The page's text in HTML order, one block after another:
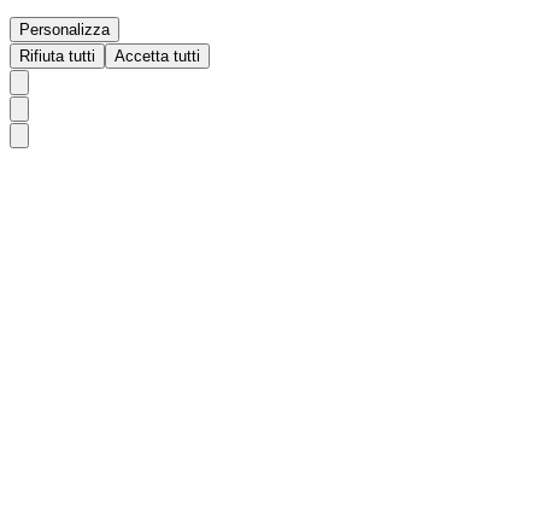
Personalizza
Rifiuta tutti
Accetta tutti